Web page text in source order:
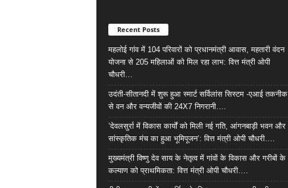
Recent Posts
महलोई गांव में 104 परिवारों को प्रधानमंत्री आवास, महतारी वंदन
योजना से 205 महिलाओं को मिल रहा लाभ: वित्त मंत्री ओपी
चौधरी…
उदंती-सीतानदी में शुरू हुआ स्मार्ट सर्विलांस सिस्टम -एआई तकनीक
से वन और वन्यजीवों की 24X7 निगरानी….
’देवलसुर्रा में विकास कार्यों को मिली नई गति, आंगनबाड़ी भवन और
सांस्कृतिक मंच का हुआ भूमिपूजन’: वित्त मंत्री ओपी चौधरी….
मुख्यमंत्री विष्णु देव साय के नेतृत्व में गांवों के विकास और गरीबों के
कल्याण को प्राथमिकता: वित्त मंत्री ओपी चौधरी….